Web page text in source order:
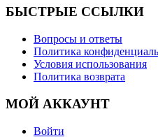
БЫСТРЫЕ ССЫЛКИ
Вопросы и ответы
Политика
Условия использования
Политика возврата
МОЙ АККАУНТ
Войти